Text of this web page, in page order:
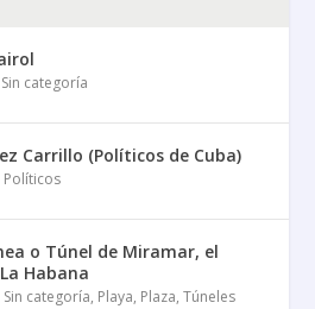
Sin categoría
Carrillo (Políticos de Cuba)
Políticos
o Túnel de Miramar, el
Habana
Sin categoría, Playa, Plaza,Túneles